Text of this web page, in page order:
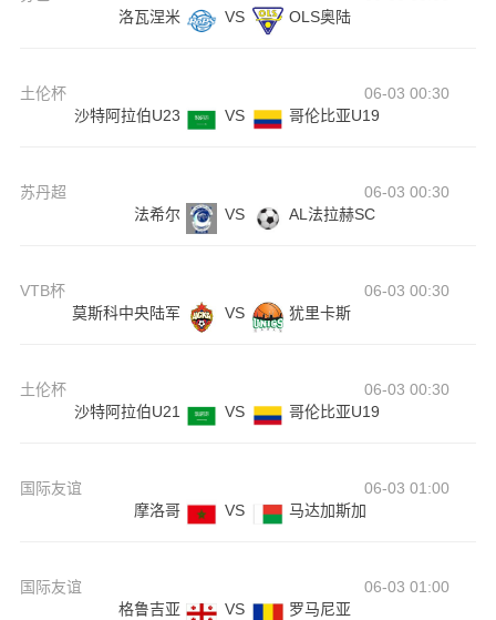
洛瓦涅米
VS OLS奥陆
土伦杯
06-03 00:30
沙特阿拉伯U23
VS 哥伦比亚U19
苏丹超
06-03 00:30
法希尔
VS AL法拉赫SC
VTB杯
06-03 00:30
莫斯科中央陆军
VS 犹里卡斯
土伦杯
06-03 00:30
沙特阿拉伯U21
VS 哥伦比亚U19
国际友谊
06-03 01:00
摩洛哥
VS 马达加斯加
国际友谊
06-03 01:00
格鲁吉亚
VS 罗马尼亚